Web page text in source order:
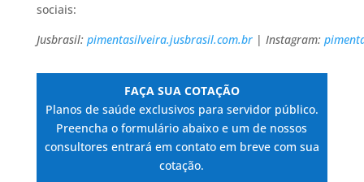
sociais:
Jusbrasil: pimentasilveira.jusbrasil.com.br| Instagram:
FAÇA SUA COTAÇÃO
Planos de saúde exclusivos para servidor público.
Preencha o formulário abaixo e um de nossos
consultores entrará em contato em breve com sua
cotação.